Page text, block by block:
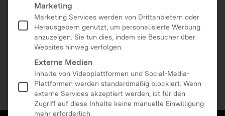
Ältere Menschen Eltern
Erziehende Fachkräfte
Jugendliche Lehrkräfte
Marketing
Marketing Services werden von Drittanbietern oder
Herausgebern genutzt, um personalisierte Werbung
anzuzeigen. Sie tun dies, indem sie Besucher über
Websites hinweg verfolgen.
Externe Medien
Inhalte von Videoplattformen und Social-Media-
Plattformen werden standardmäßig blockiert. Wenn
externe Services akzeptiert werden, ist für den
Zugriff auf diese Inhalte keine manuelle Einwilligung
mehr erforderlich.